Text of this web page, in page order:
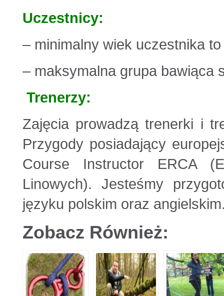
Uczestnicy:
– minimalny wiek uczestnika to
– maksymalna grupa bawiąca
Trenerzy:
Zajęcia prowadzą trenerki i
Przygody posiadający
Course Instructor ERCA
Linowych). Jesteśmy
języku polskim oraz
Zobacz Również: